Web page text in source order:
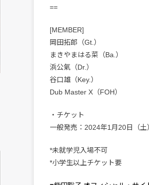
==
[MEMBER]
岡田拓郎（Gt.）
まきやまはる菜（Ba.）
浜公氣（Dr.）
谷口雄（Key.）
Dub Master X（FOH）
・チケット
一般発売：2024年1月20日（土
*未就学児入場不可
*小学生以上チケット要